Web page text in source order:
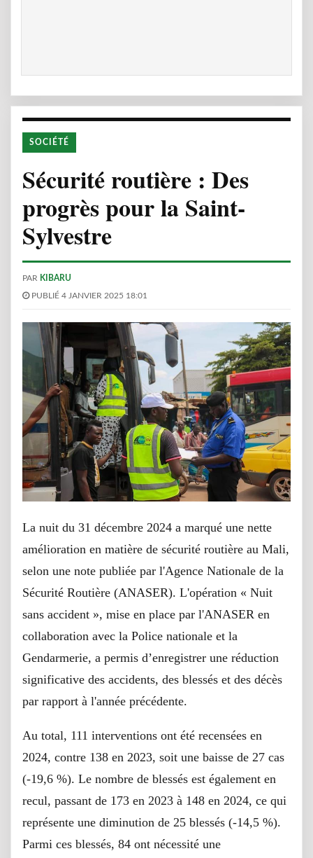
SOCIÉTÉ
Sécurité routière : Des
progrès pour la Saint-
Sylvestre
PAR KIBARU
PUBLIÉ 4 JANVIER 2025 18:01
La nuit du 31 décembre 2024 a marqué une nette
amélioration en matière de sécurité routière au Mali,
selon une note publiée par l'Agence Nationale de la
Sécurité Routière (ANASER). L'opération « Nuit
sans accident », mise en place par l'ANASER en
collaboration avec la Police nationale et la
Gendarmerie, a permis d’enregistrer une réduction
significative des accidents, des blessés et des décès
par rapport à l'année précédente.
Au total, 111 interventions ont été recensées en
2024, contre 138 en 2023, soit une baisse de 27 cas
(-19,6 %). Le nombre de blessés est également en
recul, passant de 173 en 2023 à 148 en 2024, ce qui
représente une diminution de 25 blessés (-14,5 %).
Parmi ces blessés, 84 ont nécessité une